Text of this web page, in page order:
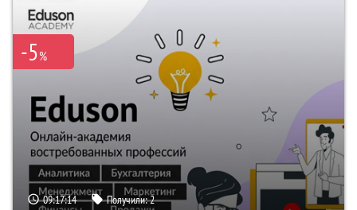
-5%
09:17:13 Получили:2